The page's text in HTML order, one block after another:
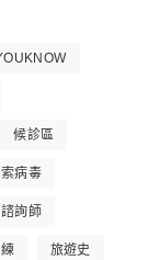
候診區
病毒
詢師
旅遊史